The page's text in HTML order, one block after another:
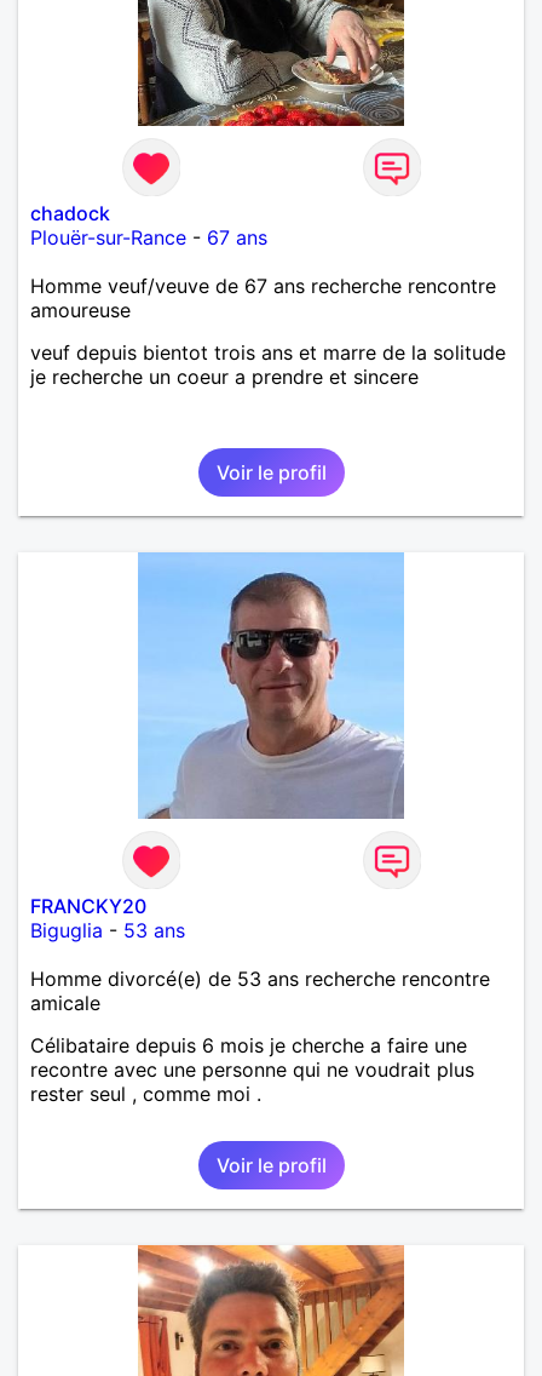
chadock
Plouër-sur-Rance - 67 ans
Homme veuf/veuve de 67 ans recherche rencontre
amoureuse
veuf depuis bientot trois ans et marre de la solitude
je recherche un coeur a prendre et sincere
Voir le profil
FRANCKY20
Biguglia - 53 ans
Homme divorcé(e) de 53 ans recherche rencontre
amicale
Célibataire depuis 6 mois je cherche a faire une
recontre avec une personne qui ne voudrait plus
rester seul , comme moi .
Voir le profil